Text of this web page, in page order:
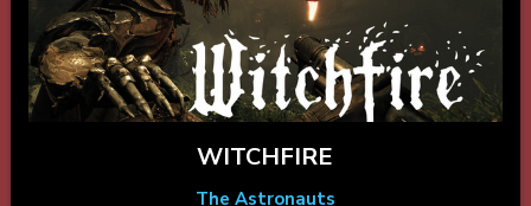
WITCHFIRE
The Astronauts